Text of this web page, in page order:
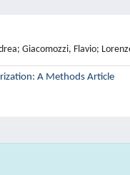
Giacomozzi, Flavio;
A Methods Article